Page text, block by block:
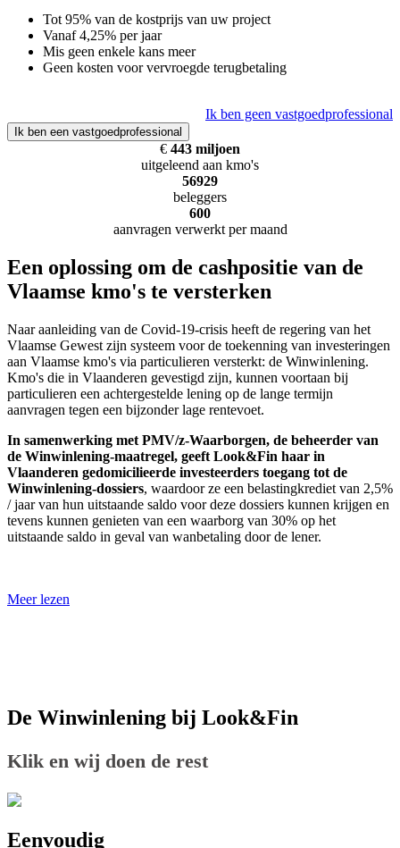
Tot 95% van de kostprijs van uw project
Vanaf 4,25% per jaar
Mis geen enkele kans meer
Geen kosten voor vervroegde terugbetaling
Ik ben geen vastgoedprofessional
Ik ben een vastgoedprofessional
€ 443 miljoen
uitgeleend aan kmo's
56929
beleggers
600
aanvragen verwerkt per maand
Een oplossing om de cashpositie van de
Vlaamse kmo's te versterken
Naar aanleiding van de Covid-19-crisis heeft de regering van het
Vlaamse Gewest zijn systeem voor de toekenning van investeringen
aan Vlaamse kmo's via particulieren versterkt: de Winwinlening.
Kmo's die in Vlaanderen gevestigd zijn, kunnen voortaan bij
particulieren een achtergestelde lening op de lange termijn
aanvragen tegen een bijzonder lage rentevoet.
In samenwerking met PMV/z-Waarborgen, de beheerder van
de Winwinlening-maatregel, geeft Look&Fin haar in
Vlaanderen gedomicilieerde investeerders toegang tot de
Winwinlening-dossiers, waardoor ze een belastingkrediet van 2,5%
/ jaar van hun uitstaande saldo voor deze dossiers kunnen krijgen en
tevens kunnen genieten van een waarborg van 30% op het
uitstaande saldo in geval van wanbetaling door de lener.
Meer lezen
De Winwinlening bij Look&Fin
Klik en wij doen de rest
Eenvoudig